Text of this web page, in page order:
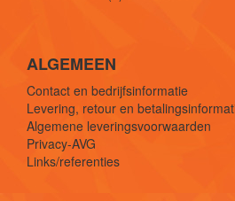
ALGEMEEN
Contact en bedrijfsinformatie
Levering, retour en
Algemene leveringsvoorwaarden
Privacy-AVG
Links/referenties